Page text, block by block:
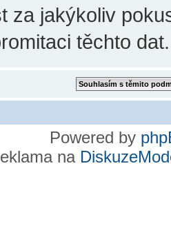
za jakýkoliv
těchto dat.
Powered by
na